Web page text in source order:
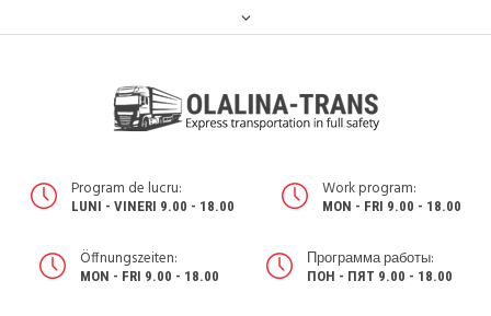
Program de lucru:
LUNI - VINERI 9.00 - 18.00
Work program:
MON - FRI 9.00 - 18.00
Öffnungszeiten:
MON - FRI 9.00 - 18.00
Программа работы:
ПОН - ПЯТ 9.00 - 18.00